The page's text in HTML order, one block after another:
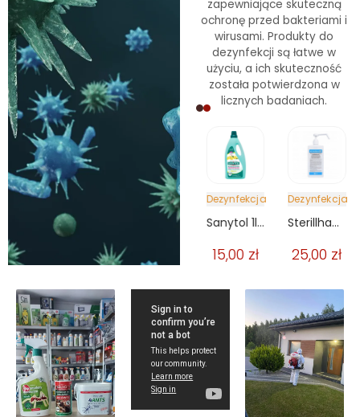
zapewniające skuteczną
ochronę przed bakteriami i
wirusami. Produkty do
dezynfekcji są łatwe w
użyciu, a ich skuteczność
została potwierdzona w
licznych badaniach.
zł
Dezynfekcja
zł
Dezynfekcja
Sanytol 1l. cytrynowy
Dezynfekcja
Sterillhand do dezynfekcji rąk 1l z pompką
25,00 zł
Dezynfekcja
Virkon S 200g.
40,00 zł